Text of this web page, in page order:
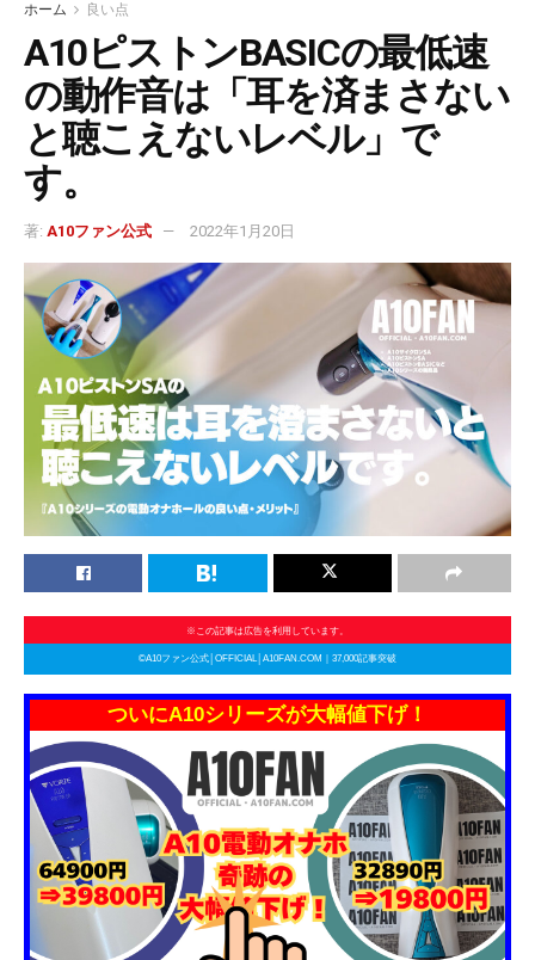
ホーム 良い点
A10ピストンBASICの最低速
の動作音は「耳を済まさない
と聴こえないレベル」で
す。
著: A10ファン公式 2022年1月20日
※この記事は広告を利用しています。
©A10ファン公式│OFFICIAL│A10FAN.COM｜37,000記事突破
ついにA10シリーズが大幅値下げ！